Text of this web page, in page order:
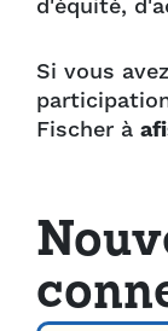
d'équité,
Si vous
Fischer à